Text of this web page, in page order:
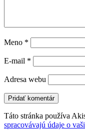
Meno *
E-mail *
Adresa webu
Táto stránka používa
spracovávajú údaje o